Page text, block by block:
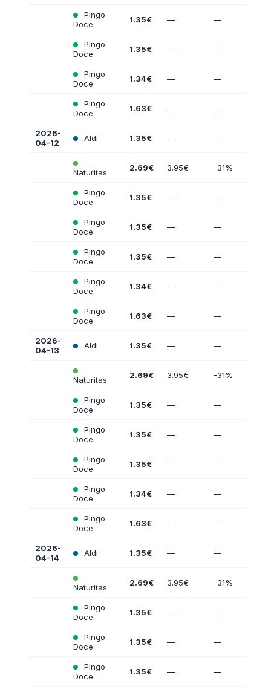
Pingo
Doce
1.35€ — —
Pingo
Doce
1.35€ — —
Pingo
Doce
1.34€ — —
Pingo
Doce
1.63€ — —
2026-
04-12
Aldi 1.35€ — —
Naturitas 2.69€ 3.95€ -31%
Pingo
Doce
1.35€ — —
Pingo
Doce
1.35€ — —
Pingo
Doce
1.35€ — —
Pingo
Doce
1.34€ — —
Pingo
Doce
1.63€ — —
2026-
04-13
Aldi 1.35€ — —
Naturitas 2.69€ 3.95€ -31%
Pingo
Doce
1.35€ — —
Pingo
Doce
1.35€ — —
Pingo
Doce
1.35€ — —
Pingo
Doce
1.34€ — —
Pingo
Doce
1.63€ — —
2026-
04-14
Aldi 1.35€ — —
Naturitas 2.69€ 3.95€ -31%
Pingo
Doce
1.35€ — —
Pingo
Doce
1.35€ — —
Pingo
Doce
1.35€ — —